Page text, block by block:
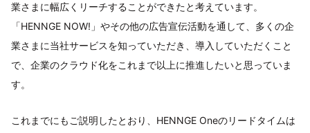
業さまに幅広くリーチすることができたと考えています。
「HENNGE NOW!」やその他の広告宣伝活動を通して、多くの企
業さまに当社サービスを知っていただき、導入していただくこと
で、企業のクラウド化をこれまで以上に推進したいと思っていま
す。
これまでにもご説明したとおり、HENNGE Oneのリードタイムは